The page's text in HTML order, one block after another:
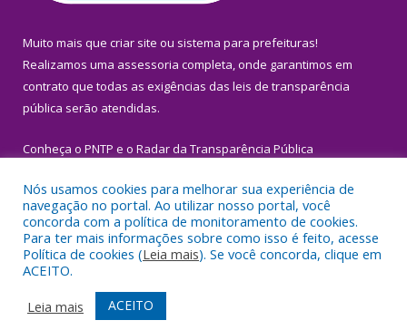
Muito mais que criar site ou sistema para prefeituras!
Realizamos uma assessoria completa, onde garantimos em
contrato que todas as exigências das leis de transparência
pública serão atendidas.
Conheça o PNTP e o Radar da Transparência Pública
Todos os direitos reservados a Prefeitura Municipal de Igarapé-
Miri.
Mapa do Site
Acessar Área Administrativa
Acessar Webmail
Nós usamos cookies para melhorar sua experiência de
navegação no portal. Ao utilizar nosso portal, você
concorda com a política de monitoramento de cookies.
Para ter mais informações sobre como isso é feito, acesse
Política de cookies (Leia mais). Se você concorda, clique em
ACEITO.
Leia mais
ACEITO